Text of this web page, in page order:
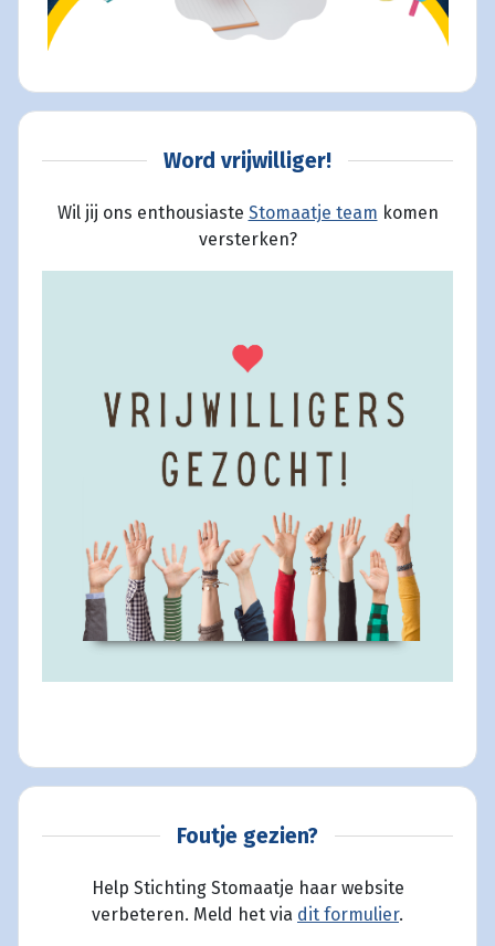
Word vrijwilliger!
Wil jij ons enthousiaste Stomaatje team komen
versterken?
Foutje gezien?
Help Stichting Stomaatje haar website
verbeteren. Meld het via dit formulier.